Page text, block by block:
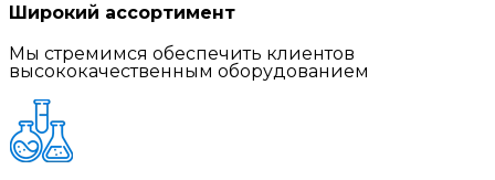
Широкий ассортимент
Мы стремимся обеспечить клиентов
высококачественным оборудованием